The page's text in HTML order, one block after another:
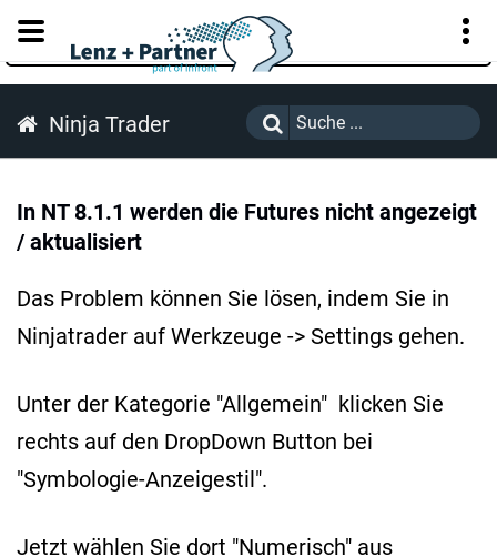
KUNDENPORTAL
Ninja Trader
In NT 8.1.1 werden die Futures nicht angezeigt
/ aktualisiert
Das Problem können Sie lösen, indem Sie in
Ninjatrader auf Werkzeuge -> Settings gehen.
Unter der Kategorie "Allgemein" klicken Sie
rechts auf den DropDown Button bei
"Symbologie-Anzeigestil".
Jetzt wählen Sie dort "Numerisch" aus